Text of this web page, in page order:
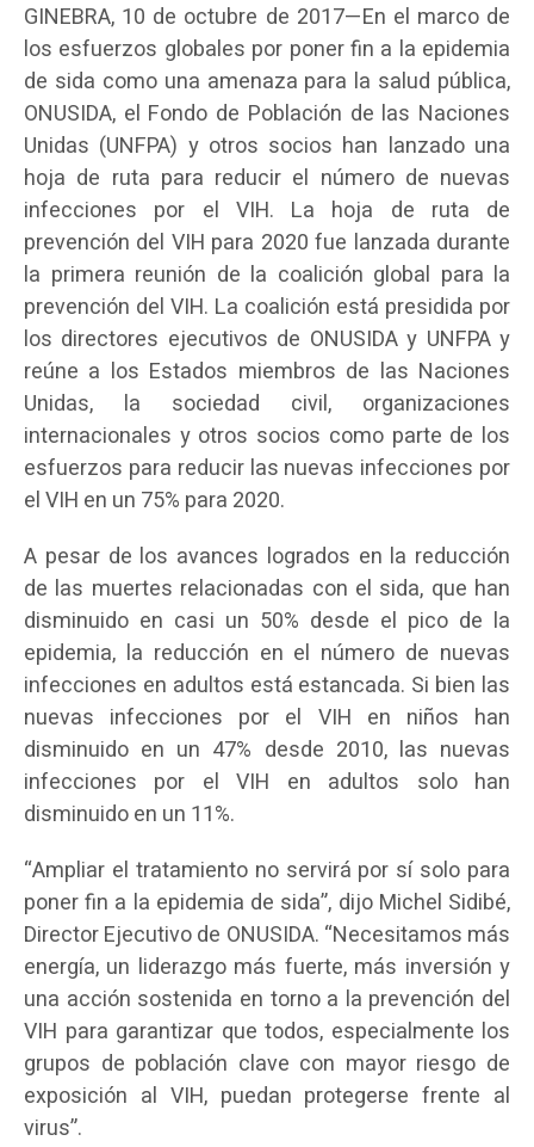
GINEBRA, 10 de octubre de 2017—En el marco de
los esfuerzos globales por poner fin a la epidemia
de sida como una amenaza para la salud pública,
ONUSIDA, el Fondo de Población de las Naciones
Unidas (UNFPA) y otros socios han lanzado una
hoja de ruta para reducir el número de nuevas
infecciones por el VIH. La hoja de ruta de
prevención del VIH para 2020 fue lanzada durante
la primera reunión de la coalición global para la
prevención del VIH. La coalición está presidida por
los directores ejecutivos de ONUSIDA y UNFPA y
reúne a los Estados miembros de las Naciones
Unidas, la sociedad civil, organizaciones
internacionales y otros socios como parte de los
esfuerzos para reducir las nuevas infecciones por
el VIH en un 75% para 2020.
A pesar de los avances logrados en la reducción
de las muertes relacionadas con el sida, que han
disminuido en casi un 50% desde el pico de la
epidemia, la reducción en el número de nuevas
infecciones en adultos está estancada. Si bien las
nuevas infecciones por el VIH en niños han
disminuido en un 47% desde 2010, las nuevas
infecciones por el VIH en adultos solo han
disminuido en un 11%.
“Ampliar el tratamiento no servirá por sí solo para
poner fin a la epidemia de sida”, dijo Michel Sidibé,
Director Ejecutivo de ONUSIDA. “Necesitamos más
energía, un liderazgo más fuerte, más inversión y
una acción sostenida en torno a la prevención del
VIH para garantizar que todos, especialmente los
grupos de población clave con mayor riesgo de
exposición al VIH, puedan protegerse frente al
virus”.